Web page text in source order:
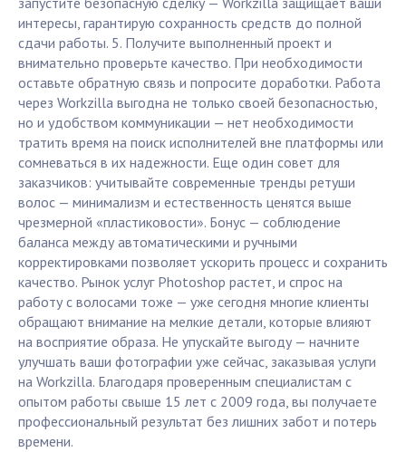
интересы, гарантирую сохранность средств до полной
сдачи работы. 5. Получите выполненный проект и
внимательно проверьте качество. При необходимости
оставьте обратную связь и попросите доработки. Работа
через Workzilla выгодна не только своей безопасностью,
но и удобством коммуникации — нет необходимости
тратить время на поиск исполнителей вне платформы или
сомневаться в их надежности. Еще один совет для
заказчиков: учитывайте современные тренды ретуши
волос — минимализм и естественность ценятся выше
чрезмерной «пластиковости». Бонус — соблюдение
баланса между автоматическими и ручными
корректировками позволяет ускорить процесс и сохранить
качество. Рынок услуг Photoshop растет, и спрос на
работу с волосами тоже — уже сегодня многие клиенты
обращают внимание на мелкие детали, которые влияют
на восприятие образа. Не упускайте выгоду — начните
улучшать ваши фотографии уже сейчас, заказывая услуги
на Workzilla. Благодаря проверенным специалистам с
опытом работы свыше 15 лет с 2009 года, вы получаете
профессиональный результат без лишних забот и потерь
времени.